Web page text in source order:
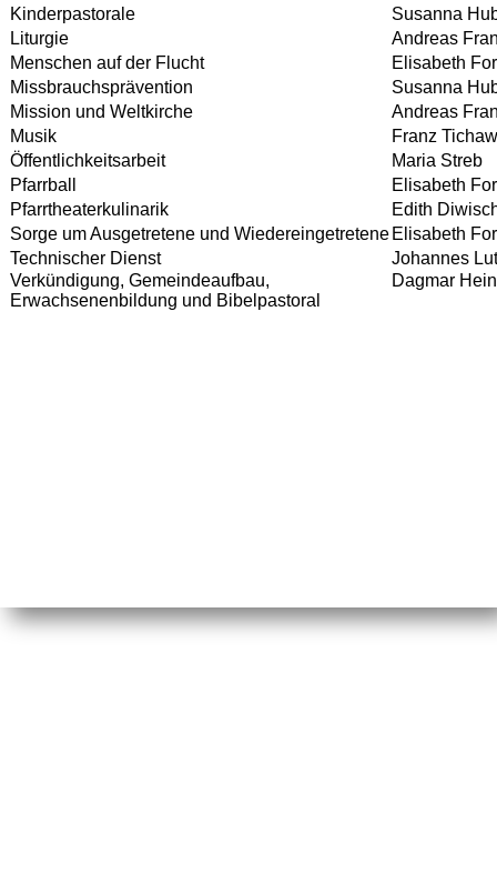
Kinderpastorale
Susanna
Liturgie
Andreas
Menschen auf der Flucht
Elisabeth
Missbrauchsprävention
Susanna
Mission und Weltkirche
Andreas
Musik
Franz
Öffentlichkeitsarbeit
Maria Streb
Pfarrball
Elisabeth
Pfarrtheaterkulinarik
Edith
Sorge um Ausgetretene und Wiedereingetretene Elisabeth
Technischer Dienst
Johannes
Verkündigung, Gemeindeaufbau,
Erwachsenenbildung und Bibelpastoral
Dagmar